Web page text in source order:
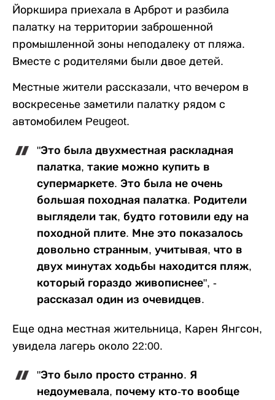
Йоркшира приехала в Арброт и разбила
палатку на территории заброшенной
промышленной зоны неподалеку от пляжа.
Вместе с родителями были двое детей.
Местные жители рассказали, что вечером в
воскресенье заметили палатку рядом с
автомобилем Peugeot.
"Это была двухместная раскладная
палатка, такие можно купить в
супермаркете. Это была не очень
большая походная палатка. Родители
выглядели так, будто готовили еду на
походной плите. Мне это показалось
довольно странным, учитывая, что в
двух минутах ходьбы находится пляж,
который гораздо живописнее", -
рассказал один из очевидцев.
Еще одна местная жительница, Карен Янгсон,
увидела лагерь около 22:00.
"Это было просто странно. Я
недоумевала, почему кто-то вообще